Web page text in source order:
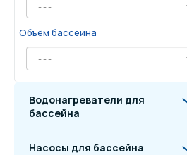
Объём бассейна
Водонагреватели для
бассейна
Насосы для бассейна